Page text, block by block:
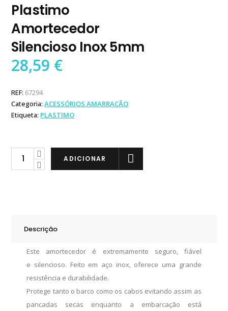
Plastimo
Amortecedor
Silencioso Inox 5mm
28,59 €
REF: 67294
Categoria:ACESSÓRIOS AMARRAÇÃO
Etiqueta: PLASTIMO
Plastimo
Amortecedor
ADICIONAR
Descrição
Este amortecedor é extremamente seguro, fiável
e silencioso. Feito em aço inox, oferece uma grande
resistência e durabilidade.
Protege tanto o barco como os cabos evitando assim as
pancadas secas enquanto a embarcação está